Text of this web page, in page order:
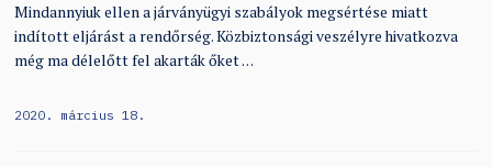
Mindannyiuk ellen a járványügyi szabályok megsértése miatt
indított eljárást a rendőrség. Közbiztonsági veszélyre hivatkozva
még ma délelőtt fel akarták őket …
2020. március 18.